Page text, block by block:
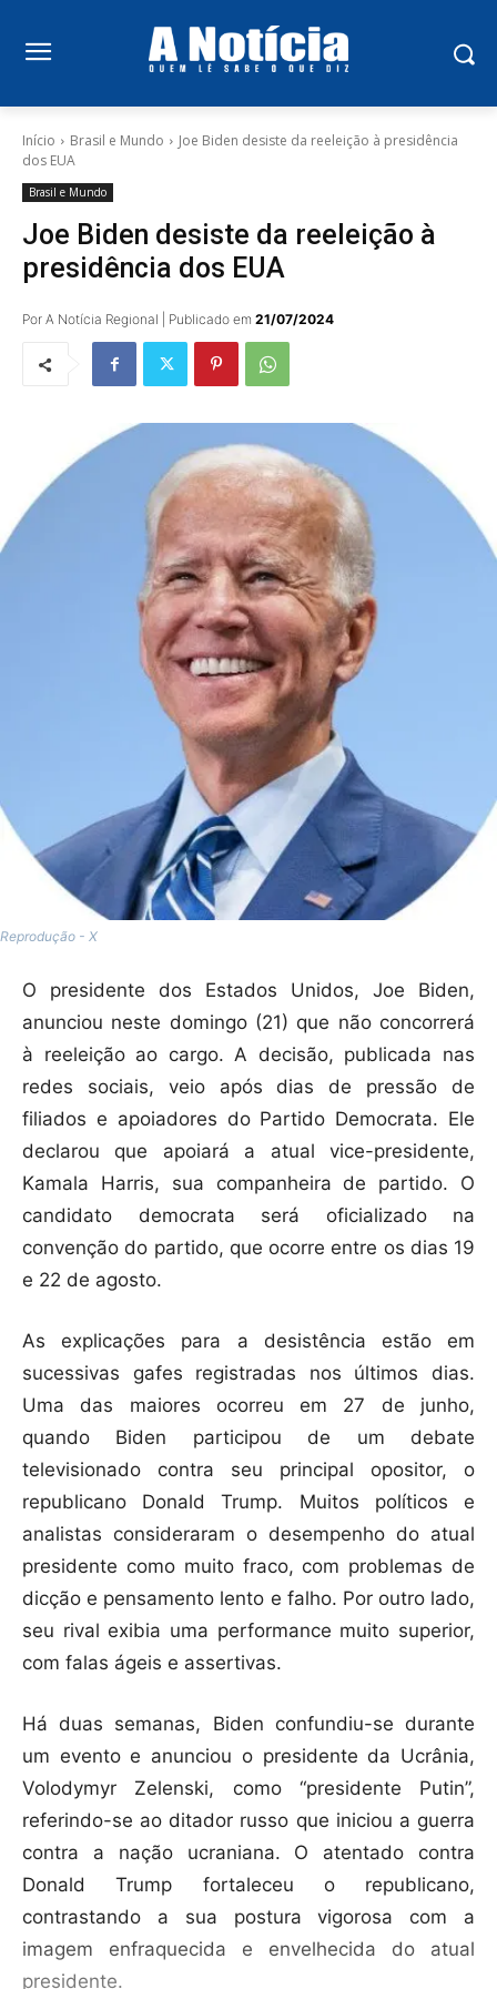
Início Brasil e Mundo
Joe Biden desiste da reeleição à presidência
dos EUA
Brasil e Mundo
Joe Biden desiste da reeleição à
presidência dos EUA
Por A Notícia Regional | Publicado em 21/07/2024
Reprodução - X
O presidente dos Estados Unidos, Joe Biden,
anunciou neste domingo (21) que não concorrerá
à reeleição ao cargo. A decisão, publicada nas
redes sociais, veio após dias de pressão de
filiados e apoiadores do Partido Democrata. Ele
declarou que apoiará a atual vice-presidente,
Kamala Harris, sua companheira de partido. O
candidato democrata será oficializado na
convenção do partido, que ocorre entre os dias 19
e 22 de agosto.
As explicações para a desistência estão em
sucessivas gafes registradas nos últimos dias.
Uma das maiores ocorreu em 27 de junho,
quando Biden participou de um debate
televisionado contra seu principal opositor, o
republicano Donald Trump. Muitos políticos e
analistas consideraram o desempenho do atual
presidente como muito fraco, com problemas de
dicção e pensamento lento e falho. Por outro lado,
seu rival exibia uma performance muito superior,
com falas ágeis e assertivas.
Há duas semanas, Biden confundiu-se durante
um evento e anunciou o presidente da Ucrânia,
Volodymyr Zelenski, como “presidente Putin”,
referindo-se ao ditador russo que iniciou a guerra
contra a nação ucraniana. O atentado contra
Donald Trump fortaleceu o republicano,
contrastando a sua postura vigorosa com a
imagem enfraquecida e envelhecida do atual
presidente.